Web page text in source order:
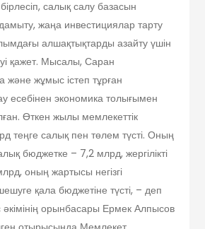
салық салу базасын
дамыту, жаңа инвестициялар тарту
алшақтықтарды азайту үшін
қажет. Мысалы, Саран
және жұмыс істеп тұрған
есебінен экономика толығымен
Өткен жылы мемлекеттік
теңге салық пен төлем түсті. Оның
бюджетке – 7,2 млрд, жергілікті
оның жартысы негізгі
қала бюджетіне түсті, – деп
орынбасары Ермек Алпысов